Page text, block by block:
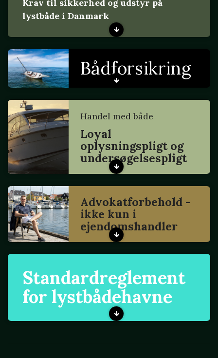
Krav til sikkerhed og udstyr på
lystbåde i Danmark
Bådforsikring
Handel med både
Loyal
oplysningspligt og
undersøgelsespligt
Advokatforbehold -
ikke kun i
ejendomshandler
Standardreglement
for lystbådehavne